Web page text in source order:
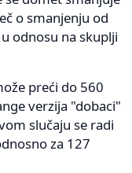
o smanjenju od
odnosu na skuplji
preći do 560
verzija "dobaci"
slučaju se radi
za 127